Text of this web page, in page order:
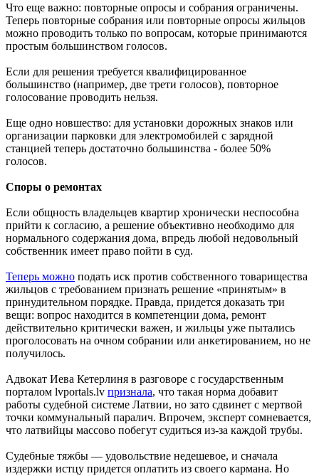
Что еще важно: повторные опросы и собрания ограничены.
Теперь повторные собрания или повторные опросы жильцов
можно проводить только по вопросам, которые принимаются
простым большинством голосов.
Если для решения требуется квалифицированное
большинство (например, две трети голосов), повторное
голосование проводить нельзя.
Еще одно новшество: для установки дорожных знаков или
организации парковки для электромобилей с зарядной
станцией теперь достаточно большинства - более 50%
голосов.
Споры о ремонтах
Если общность владельцев квартир хронически неспособна
прийти к согласию, а решение объективно необходимо для
нормального содержания дома, впредь любой недовольный
собственник имеет право пойти в суд.
Теперь можно подать иск против собственного товарищества
жильцов с требованием признать решение «принятым» в
принудительном порядке. Правда, придется доказать три
вещи: вопрос находится в компетенции дома, ремонт
действительно критически важен, и жильцы уже пытались
проголосовать на очном собрании или анкетированием, но не
получилось.
Адвокат Иева Кетерлиня в разговоре с государственным
порталом lvportals.lv признала, что такая норма добавит
работы судебной системе Латвии, но зато сдвинет с мертвой
точки коммунальный паралич. Впрочем, эксперт сомневается,
что латвийцы массово побегут судиться из-за каждой трубы.
Судебные тяжбы — удовольствие недешевое, и сначала
издержки истцу придется оплатить из своего кармана. Но